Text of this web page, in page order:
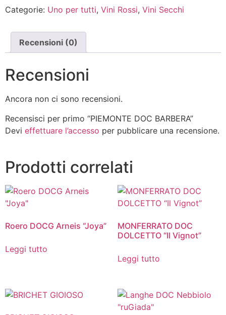
Categorie: Uno per tutti, Vini Rossi, Vini Secchi
Recensioni (0)
Recensioni
Ancora non ci sono recensioni.
Recensisci per primo “PIEMONTE DOC BARBERA”
Devi effettuare l’accesso per pubblicare una recensione.
Prodotti correlati
Roero DOCG Arneis “Joya”
Leggi tutto
MONFERRATO DOC
DOLCETTO “Il Vignot”
Leggi tutto